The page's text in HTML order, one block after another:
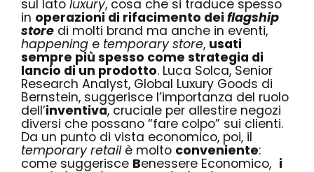
sul lato luxury, cosa che si traduce spesso
in operazioni di rifacimento dei flagship
store di molti brand ma anche in eventi,
happening e temporary store, usati
sempre più spesso come strategia di
lancio di un prodotto. Luca Solca, Senior
Research Analyst, Global Luxury Goods di
Bernstein, suggerisce l’importanza del ruolo
dell’inventiva, cruciale per allestire negozi
diversi che possano “fare colpo” sui clienti.
Da un punto di vista economico, poi, il
temporary retail è molto conveniente:
come suggerisce Benessere Economico, i